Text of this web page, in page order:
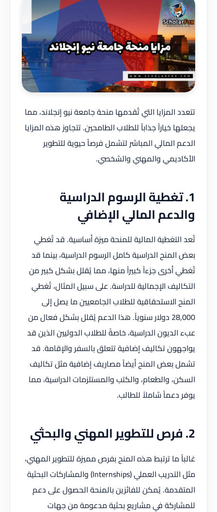
تتعدد المزايا التي تُقدمها منحة جامعة نيو إنجلاند، مما
يجعلها خياراً جذاباً للطلاب الطامحين. تتجاوز هذه المزايا
الدعم المالي المباشر لتشمل فرصاً حيوية للتطوير
الأكاديمي والمهني والشخصي.
1. تغطية الرسوم الدراسية
والدعم المالي الإضافي
تُعد التغطية المالية للمنحة ميزة أساسية. قد تُغطي
بعض المنح الدراسية كامل الرسوم الدراسية، بينما قد
تُغطي أخرى جزءاً كبيراً منها، مما يُقلل بشكل كبير من
التكاليف الإجمالية للدراسة. على سبيل المثال، تُغطي
المنح الاستحقاقية للطلاب الجامعيين ما يصل إلى
28,000 دولار سنوياً. هذا الدعم يُقلل بشكل فعال من
عبء الديون الدراسية، خاصةً للطلاب الدوليين الذين قد
يواجهون تكاليف إضافية تتعلق بالسفر والإقامة. قد
تشمل بعض المنح أيضاً مصاريف إضافية مثل تكاليف
السكن، والطعام، والكتب والمستلزمات الدراسية، مما
يوفر دعماً شاملاً للطالب.
2. فرص للتطوير المهني والبحثي
غالباً ما ترتبط هذه المنح بفرص مميزة للتطوير المهني،
مثل التدريب العملي (Internships) والمشاركات البحثية
المتقدمة. يُمكن للفائزين بالمنحة الحصول على دعم
للمشاركة في مشاريع بحثية مدعومة من جهات